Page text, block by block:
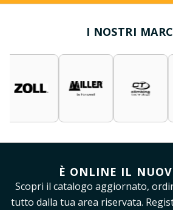
I NOSTRI
È ONLINE IL
Scopri il catalogo aggiornato,
tutto dalla tua area riservata.